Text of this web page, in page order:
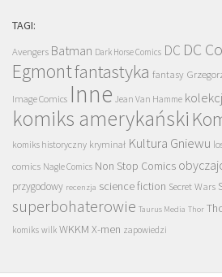
TAGI:
Avengers Batman Dark Horse Comics DC DC
Egmontfantastyka fantasy
Image Comics Inne Jean Van Hamme
komiks amerykański
komiks historyczny kryminał Kultura Gniewu
comics Nagle Comics Non Stop Comics
przygodowy recenzja science fiction Secret Wars
superbohaterowie Taurus Media Thor
komiks wilk WKKM X-men zapowiedzi